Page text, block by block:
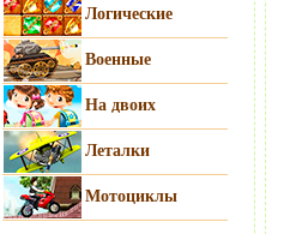
Логические
Военные
На двоих
Леталки
Мотоциклы